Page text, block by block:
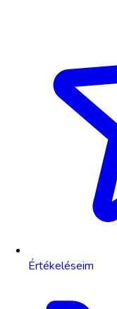
Értékeléseim